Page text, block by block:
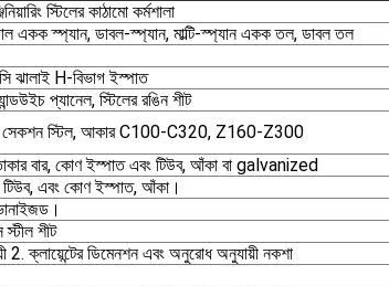
স্টিলের কাঠামো কর্মশালা
একক স্প্যান, ডাবল-স্প্যান, মাল্টি-স্প্যান একক তল, ডাবল তল
ঝালাই H-বিভাগ ইস্পাত
প্যানেল, স্টিলের রঙিন শীট
সেকশন স্টিল, আকার C100-C320, Z160-Z300
বার, কোণ ইস্পাত এবং টিউব, আঁকা বা galvanized
টিউব, এবং কোণ ইস্পাত, আঁকা।
শীট
2. ক্লায়েন্টের ডিমেনশন এবং অনুরোধ অনুযায়ী নকশা